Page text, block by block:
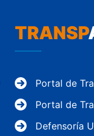
TRANSP
Portal de
Portal de
Defensoría